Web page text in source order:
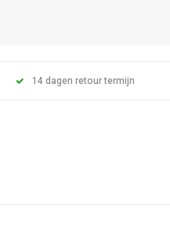
14 dagen retour termijn